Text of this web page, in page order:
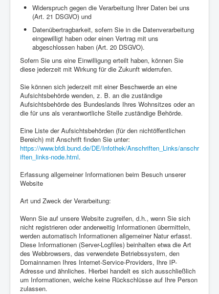
Widerspruch gegen die Verarbeitung Ihrer Daten bei uns
(Art. 21 DSGVO) und
Datenübertragbarkeit, sofern Sie in die Datenverarbeitung
eingewilligt haben oder einen Vertrag mit uns
abgeschlossen haben (Art. 20 DSGVO).
Sofern Sie uns eine Einwilligung erteilt haben, können Sie
diese jederzeit mit Wirkung für die Zukunft widerrufen.
Sie können sich jederzeit mit einer Beschwerde an eine
Aufsichtsbehörde wenden, z. B. an die zuständige
Aufsichtsbehörde des Bundeslands Ihres Wohnsitzes oder an
die für uns als verantwortliche Stelle zuständige Behörde.
Eine Liste der Aufsichtsbehörden (für den nichtöffentlichen
Bereich) mit Anschrift finden Sie unter:
https://www.bfdi.bund.de/DE/Infothek/Anschriften_Links/anschr
iften_links-node.html.
Erfassung allgemeiner Informationen beim Besuch unserer
Website
Art und Zweck der Verarbeitung:
Wenn Sie auf unsere Website zugreifen, d.h., wenn Sie sich
nicht registrieren oder anderweitig Informationen übermitteln,
werden automatisch Informationen allgemeiner Natur erfasst.
Diese Informationen (Server-Logfiles) beinhalten etwa die Art
des Webbrowsers, das verwendete Betriebssystem, den
Domainnamen Ihres Internet-Service-Providers, Ihre IP-
Adresse und ähnliches. Hierbei handelt es sich ausschließlich
um Informationen, welche keine Rückschlüsse auf Ihre Person
zulassen.